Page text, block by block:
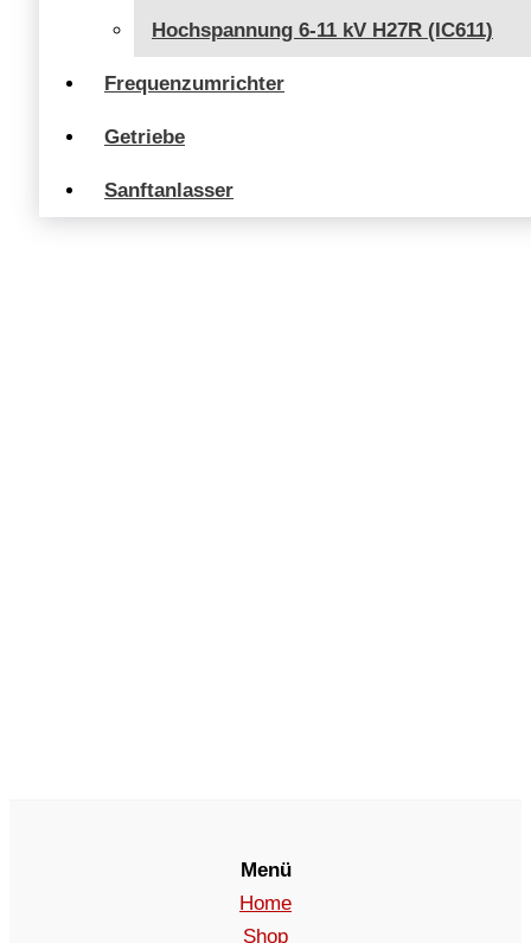
Hochspannung 6-11 kV H27R (IC611)
Frequenzumrichter
Getriebe
Sanftanlasser
Menü
Home
Shop